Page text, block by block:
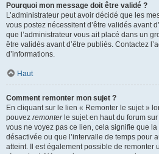
Pourquoi mon message doit être validé ?
L’administrateur peut avoir décidé que les
vous postez nécessitent d’être validés avant
que l’administrateur vous ait placé dans un
être validés avant d’être publiés. Contactez
d’informations.
Haut
Comment remonter mon sujet ?
En cliquant sur le lien « Remonter le sujet »
pouvez remonterle sujet en haut du forum
vous ne voyez pas ce lien, cela signifie que
désactivée ou que l’intervalle de temps pour
atteint. Il est également possible de remonter